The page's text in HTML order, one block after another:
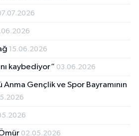
15.06.2026
kaybediyor” 03.06.2026
Anma Gençlik ve Spor Bayramının
02.05.2026